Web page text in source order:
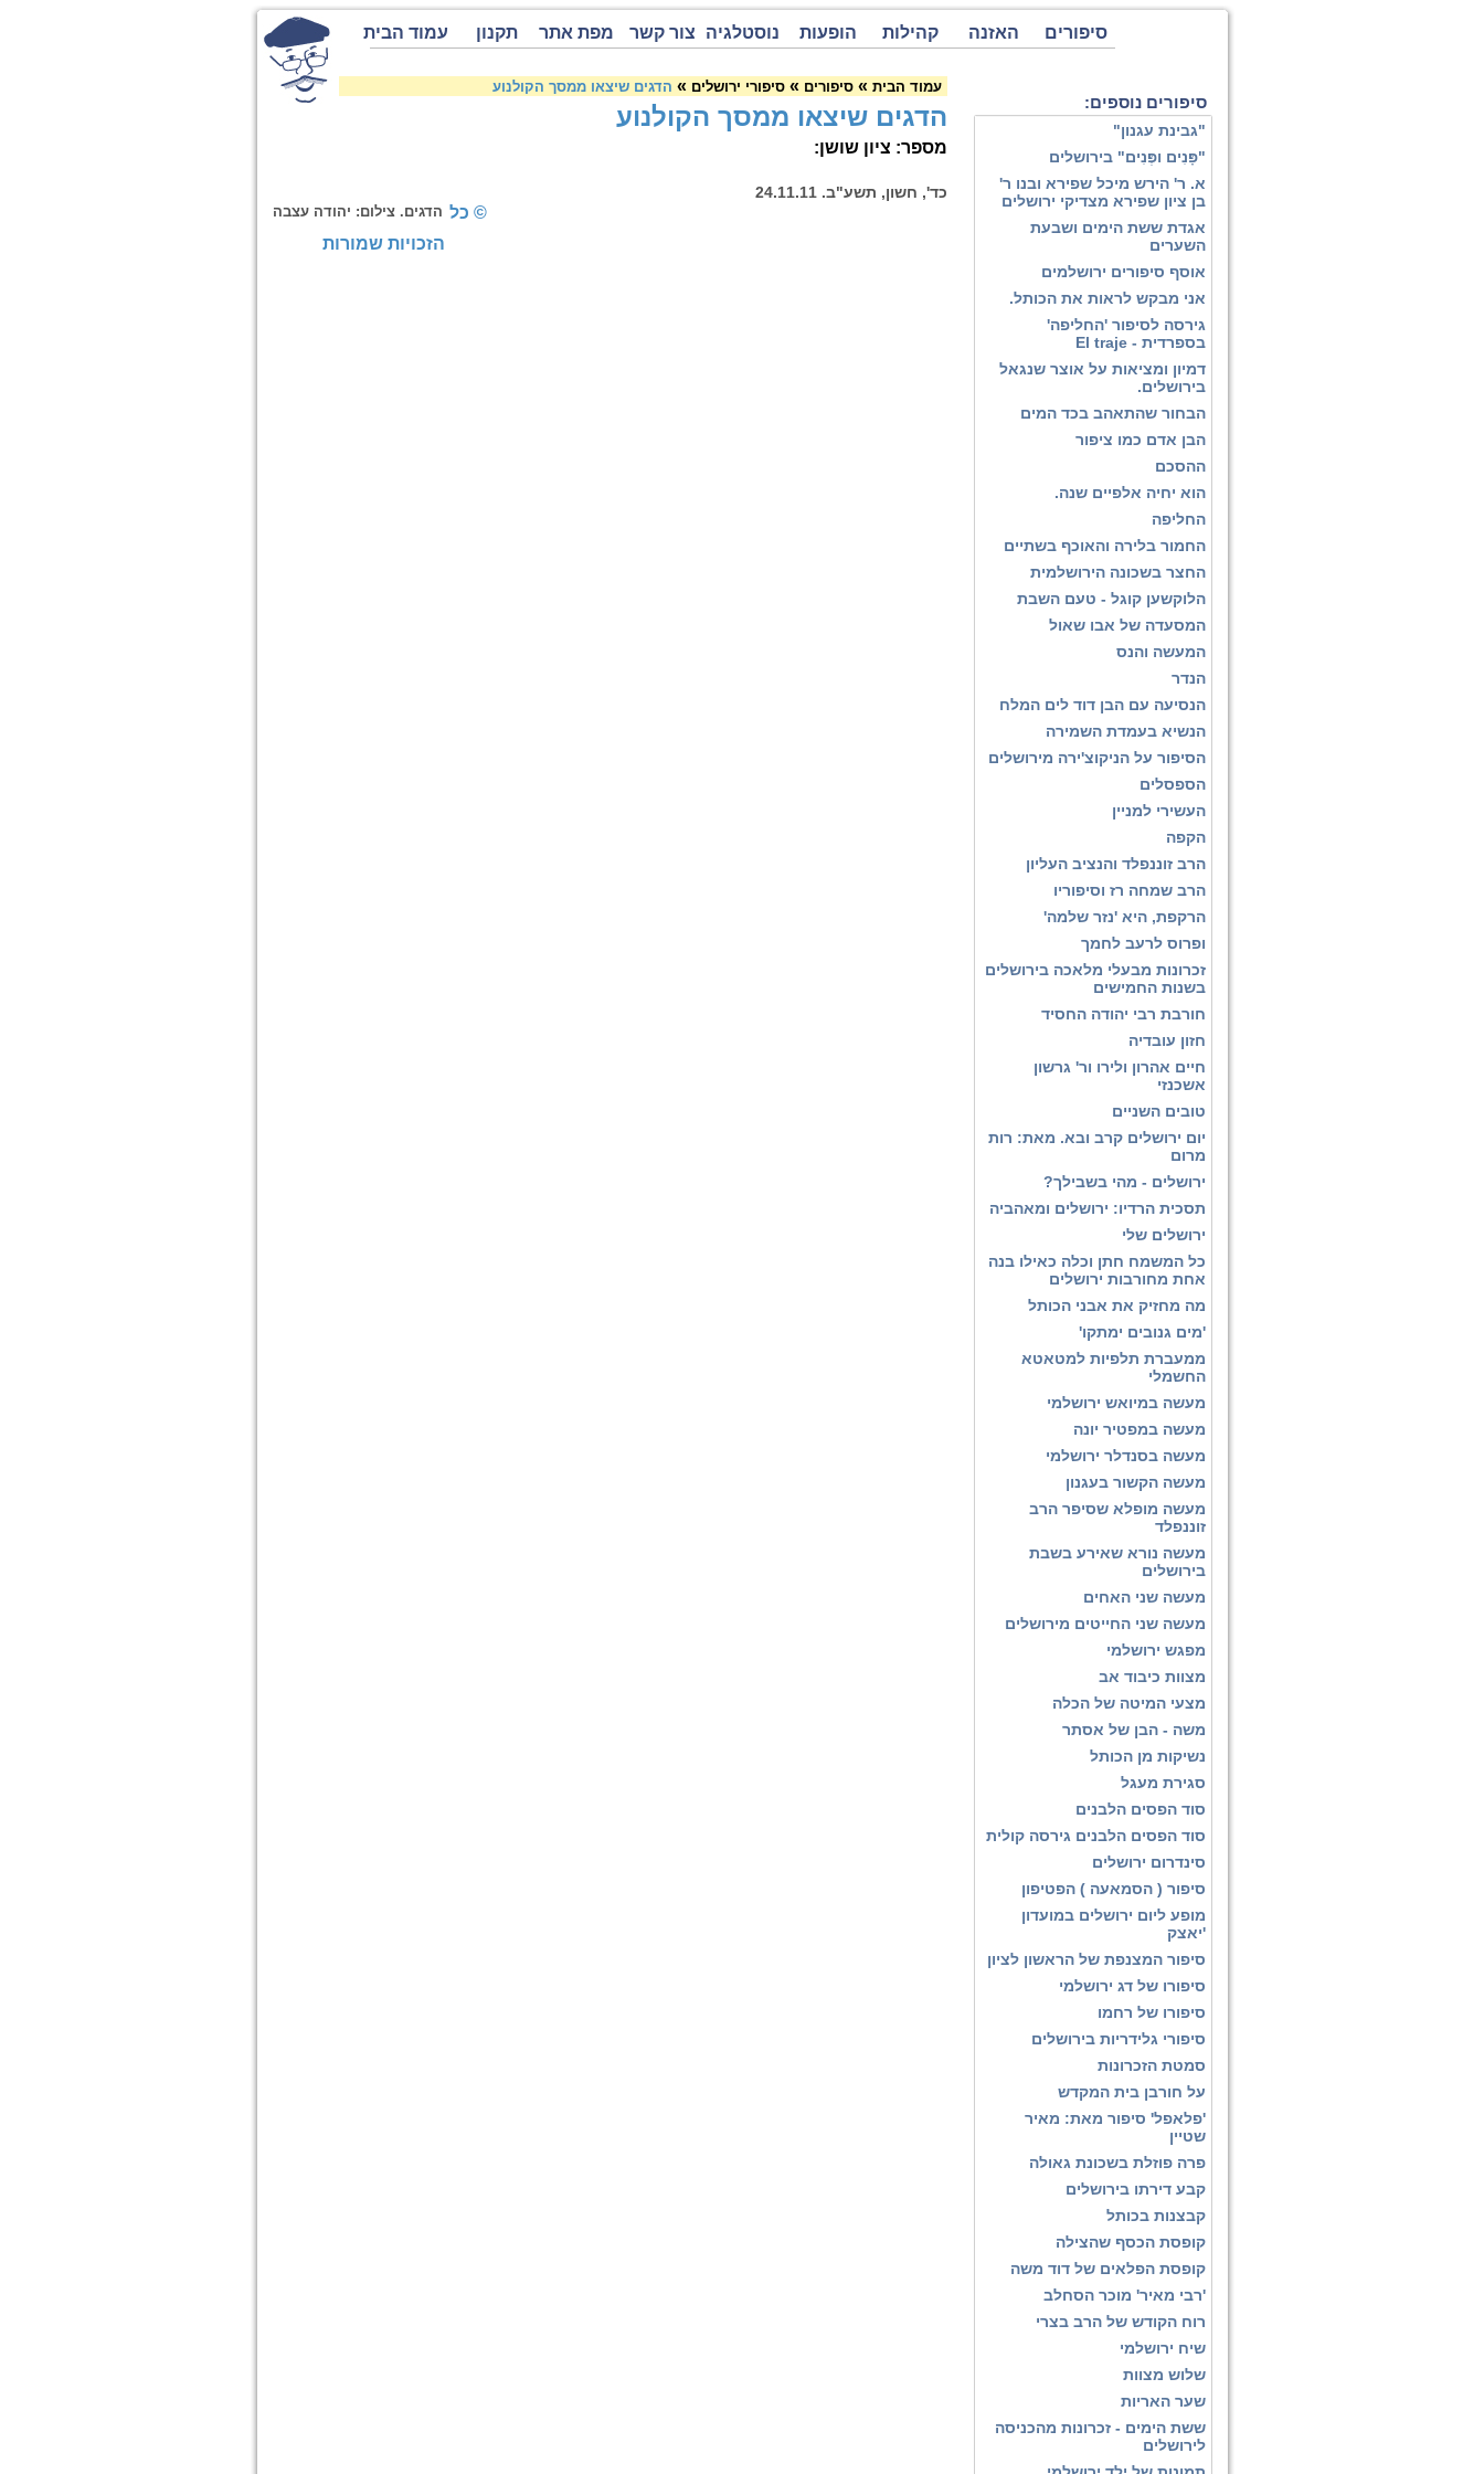
סיפורים האזנה קהילות הופעות נוסטלגיה צור קשר מפת אתר תקנון עמוד הבית
סיפורים נוספים:
"גבינת עגנון"
"פָּנִים ופְּנִים" בירושלים
א. ר' הירש מיכל שפירא ובנו ר'
בן ציון שפירא מצדיקי ירושלים
אגדת ששת הימים ושבעת
השערים
אוסף סיפורים ירושלמים
אני מבקש לראות את הכותל.
גירסה לסיפור 'החליפה'
בספרדית - El traje
דמיון ומציאות על אוצר שנגאל
בירושלים.
הבחור שהתאהב בכד המים
הבן אדם כמו ציפור
ההסכם
הוא יחיה אלפיים שנה.
החליפה
החמור בלירה והאוכף בשתיים
החצר בשכונה הירושלמית
הלוקשען קוגל - טעם השבת
המסעדה של אבו שאול
המעשה והנס
הנדר
הנסיעה עם הבן דוד לים המלח
הנשיא בעמדת השמירה
הסיפור על הניקוצ'ירה מירושלים
הספסלים
העשירי למניין
הקפה
הרב זוננפלד והנציב העליון
הרב שמחה רז וסיפוריו
הרקפת, היא 'נזר שלמה'
ופרוס לרעב לחמך
זכרונות מבעלי מלאכה בירושלים
בשנות החמישים
חורבת רבי יהודה החסיד
חזון עובדיה
חיים אהרון ולירו ור' גרשון
אשכנזי
טובים השניים
יום ירושלים קרב ובא. מאת: רות
מרום
ירושלים - מהי בשבילך?
תסכית הרדיו: ירושלים ומאהביה
ירושלים שלי
כל המשמח חתן וכלה כאילו בנה
אחת מחורבות ירושלים
מה מחזיק את אבני הכותל
'מים גנובים ימתקו'
ממעברת תלפיות למטאטא
החשמלי
מעשה במיואש ירושלמי
מעשה במפטיר יונה
מעשה בסנדלר ירושלמי
מעשה הקשור בעגנון
מעשה מופלא שסיפר הרב
זוננפלד
מעשה נורא שאירע בשבת
בירושלים
מעשה שני האחים
מעשה שני החייטים מירושלים
מפגש ירושלמי
מצוות כיבוד אב
מצעי המיטה של הכלה
משה - הבן של אסתר
נשיקות מן הכותל
סגירת מעגל
סוד הפסים הלבנים
סוד הפסים הלבנים גירסה קולית
סינדרום ירושלים
סיפור ( הסמאעה ) הפטיפון
מופע ליום ירושלים במועדון
'יאצק
סיפור המצנפת של הראשון לציון
סיפורו של דג ירושלמי
סיפורו של רחמו
סיפורי גלידריות בירושלים
סמטת הזכרונות
על חורבן בית המקדש
'פלאפל' סיפור מאת: מאיר
שטיין
פרה פוזלת בשכונת גאולה
קבע דירתו בירושלים
קבצנות בכותל
קופסת הכסף שהצילה
קופסת הפלאים של דוד משה
'רבי מאיר' מוכר הסחלב
רוח הקודש של הרב בצרי
שיח ירושלמי
שלוש מצוות
שער האריות
ששת הימים - זכרונות מהכניסה
לירושלים
עמוד הבית » סיפורים » סיפורי ירושלים » הדגים שיצאו ממסך הקולנוע
הדגים שיצאו ממסך הקולנוע
מספר: ציון שושן:
הדגים. צילום: יהודה עצבה © כל
הזכויות שמורות
כד', חשון, תשע"ב. 24.11.11